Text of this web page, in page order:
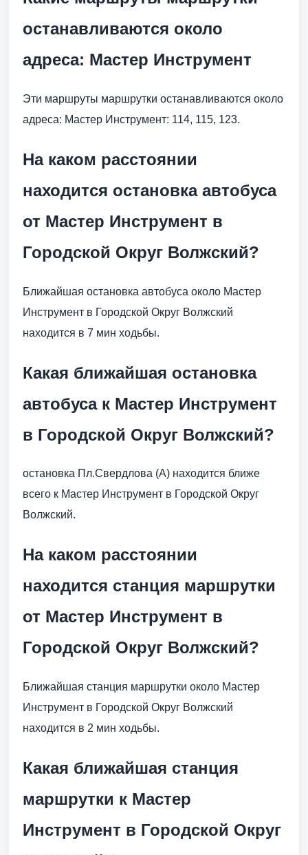
останавливаются около
адреса: Мастер Инструмент
Эти маршруты маршрутки останавливаются около
адреса: Мастер Инструмент: 114, 115, 123.
На каком расстоянии
находится остановка автобуса
от Мастер Инструмент в
Городской Округ Волжский?
Ближайшая остановка автобуса около Мастер
Инструмент в Городской Округ Волжский
находится в 7 мин ходьбы.
Какая ближайшая остановка
автобуса к Мастер Инструмент
в Городской Округ Волжский?
остановка Пл.Свердлова (А) находится ближе
всего к Мастер Инструмент в Городской Округ
Волжский.
На каком расстоянии
находится станция маршрутки
от Мастер Инструмент в
Городской Округ Волжский?
Ближайшая станция маршрутки около Мастер
Инструмент в Городской Округ Волжский
находится в 2 мин ходьбы.
Какая ближайшая станция
маршрутки к Мастер
Инструмент в Городской Округ